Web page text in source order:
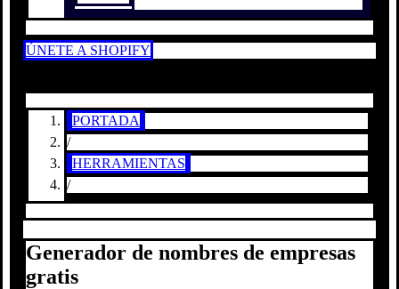
ÚNETE A SHOPIFY
PORTADA
/
HERRAMIENTAS
/
Generador de nombres de empresas
gratis